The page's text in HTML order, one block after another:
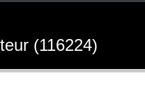
(116224)